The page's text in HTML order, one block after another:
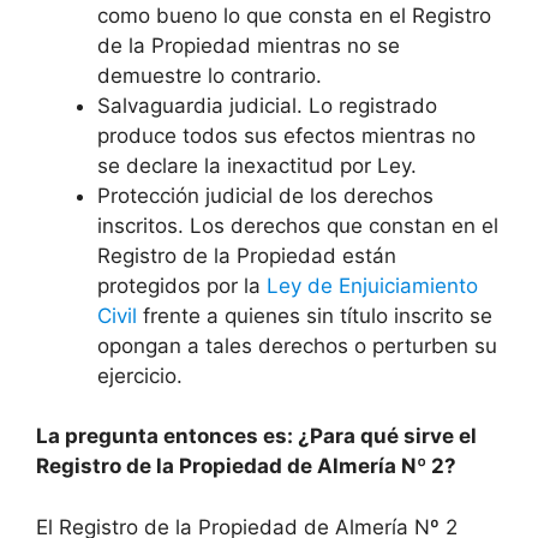
como bueno lo que consta en el Registro
de la Propiedad mientras no se
demuestre lo contrario.
Salvaguardia judicial. Lo registrado
produce todos sus efectos mientras no
se declare la inexactitud por Ley.
Protección judicial de los derechos
inscritos. Los derechos que constan en el
Registro de la Propiedad están
protegidos por la Ley de Enjuiciamiento
Civil frente a quienes sin título inscrito se
opongan a tales derechos o perturben su
ejercicio.
La pregunta entonces es: ¿Para qué sirve el
Registro de la Propiedad de Almería Nº 2?
El Registro de la Propiedad de Almería Nº 2